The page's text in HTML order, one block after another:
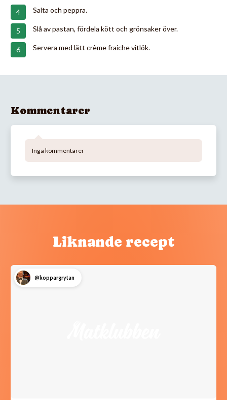
Salta och peppra.
Slå av pastan, fördela kött och grönsaker över.
Servera med lätt crème fraiche vitlök.
Kommentarer
Inga kommentarer
Liknande recept
@koppargrytan